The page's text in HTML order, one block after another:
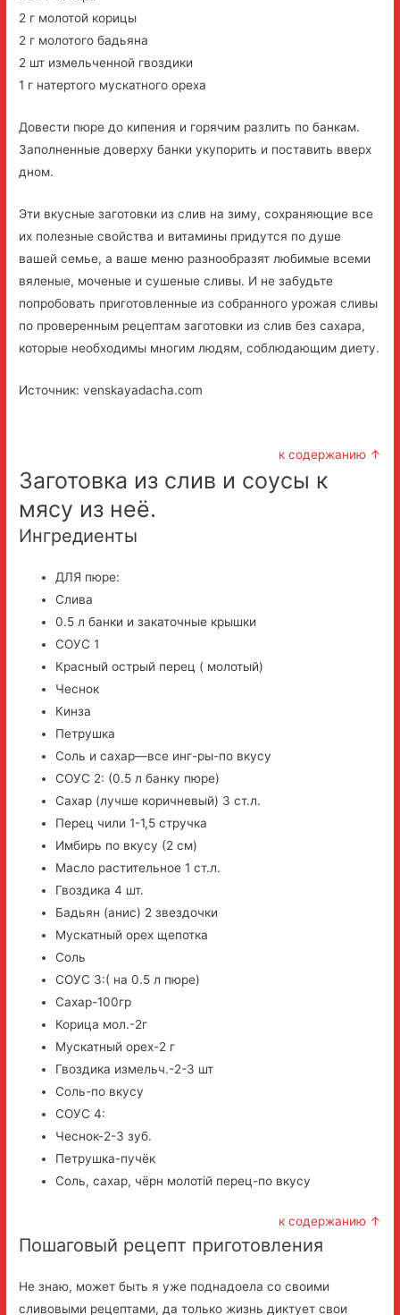
2 г молотой корицы
2 г молотого бадьяна
2 шт измельченной гвоздики
1 г натертого мускатного ореха
Довести пюре до кипения и горячим разлить по банкам.
Заполненные доверху банки укупорить и поставить вверх
дном.
Эти вкусные заготовки из слив на зиму, сохраняющие все
их полезные свойства и витамины придутся по душе
вашей семье, а ваше меню разнообразят любимые всеми
вяленые, моченые и сушеные сливы. И не забудьте
попробовать приготовленные из собранного урожая сливы
по проверенным рецептам заготовки из слив без сахара,
которые необходимы многим людям, соблюдающим диету.
Источник: venskayadacha.com
к содержанию ↑
Заготовка из слив и соусы к
мясу из неё.
Ингредиенты
ДЛЯ пюре:
Слива
0.5 л банки и закаточные крышки
СОУС 1
Красный острый перец ( молотый)
Чеснок
Кинза
Петрушка
Соль и сахар—все инг-ры-по вкусу
СОУС 2: (0.5 л банку пюре)
Сахар (лучше коричневый) 3 ст.л.
Перец чили 1-1,5 стручка
Имбирь по вкусу (2 см)
Масло растительное 1 ст.л.
Гвоздика 4 шт.
Бадьян (анис) 2 звездочки
Мускатный орех щепотка
Соль
СОУС 3:( на 0.5 л пюре)
Сахар-100гр
Корица мол.-2г
Мускатный орех-2 г
Гвоздика измельч.-2-3 шт
Соль-по вкусу
СОУС 4:
Чеснок-2-3 зуб.
Петрушка-пучёк
Соль, сахар, чёрн молотій перец-по вкусу
к содержанию ↑
Пошаговый рецепт приготовления
Не знаю, может быть я уже поднадоела со своими
сливовыми рецептами, да только жизнь диктует свои